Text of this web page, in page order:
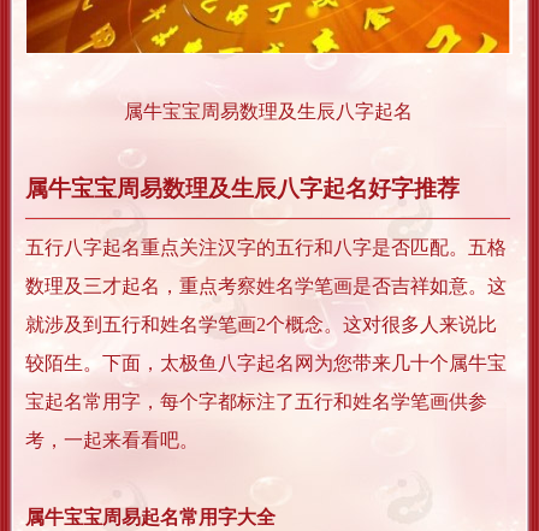
属牛宝宝周易数理及生辰八字起名
属牛宝宝周易数理及生辰八字起名好字推荐
五行八字起名重点关注汉字的五行和八字是否匹配。五格
数理及三才起名，重点考察姓名学笔画是否吉祥如意。这
就涉及到五行和姓名学笔画2个概念。这对很多人来说比
较陌生。下面，太极鱼八字起名网为您带来几十个属牛宝
宝起名常用字，每个字都标注了五行和姓名学笔画供参
考，一起来看看吧。
属牛宝宝周易起名常用字大全